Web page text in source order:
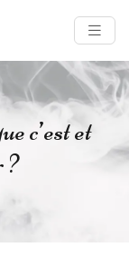
c’est et
?